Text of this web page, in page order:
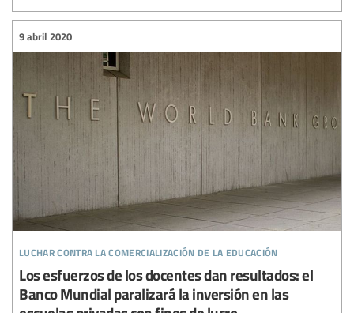
luchar contra la comercialización de la educación
9 abril 2020
Los esfuerzos de los docentes dan resultados: el
Banco Mundial paralizará la inversión en las